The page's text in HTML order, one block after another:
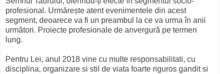
profesional. Urmărește atent evenimentele din acest
segment, deoarece va fi un preambul la ce va urma în anii
următori. Proiecte profesionale de anvergură pe termen
lung.
Pentru Lei, anul 2018 vine cu multe responsabilitati, cu
disciplina, organizare si stil de viata foarte riguros gandit si